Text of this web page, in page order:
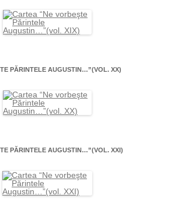
PĂRINTELE AUGUSTIN…”(VOL. XX)
PĂRINTELE AUGUSTIN…”(VOL. XXI)